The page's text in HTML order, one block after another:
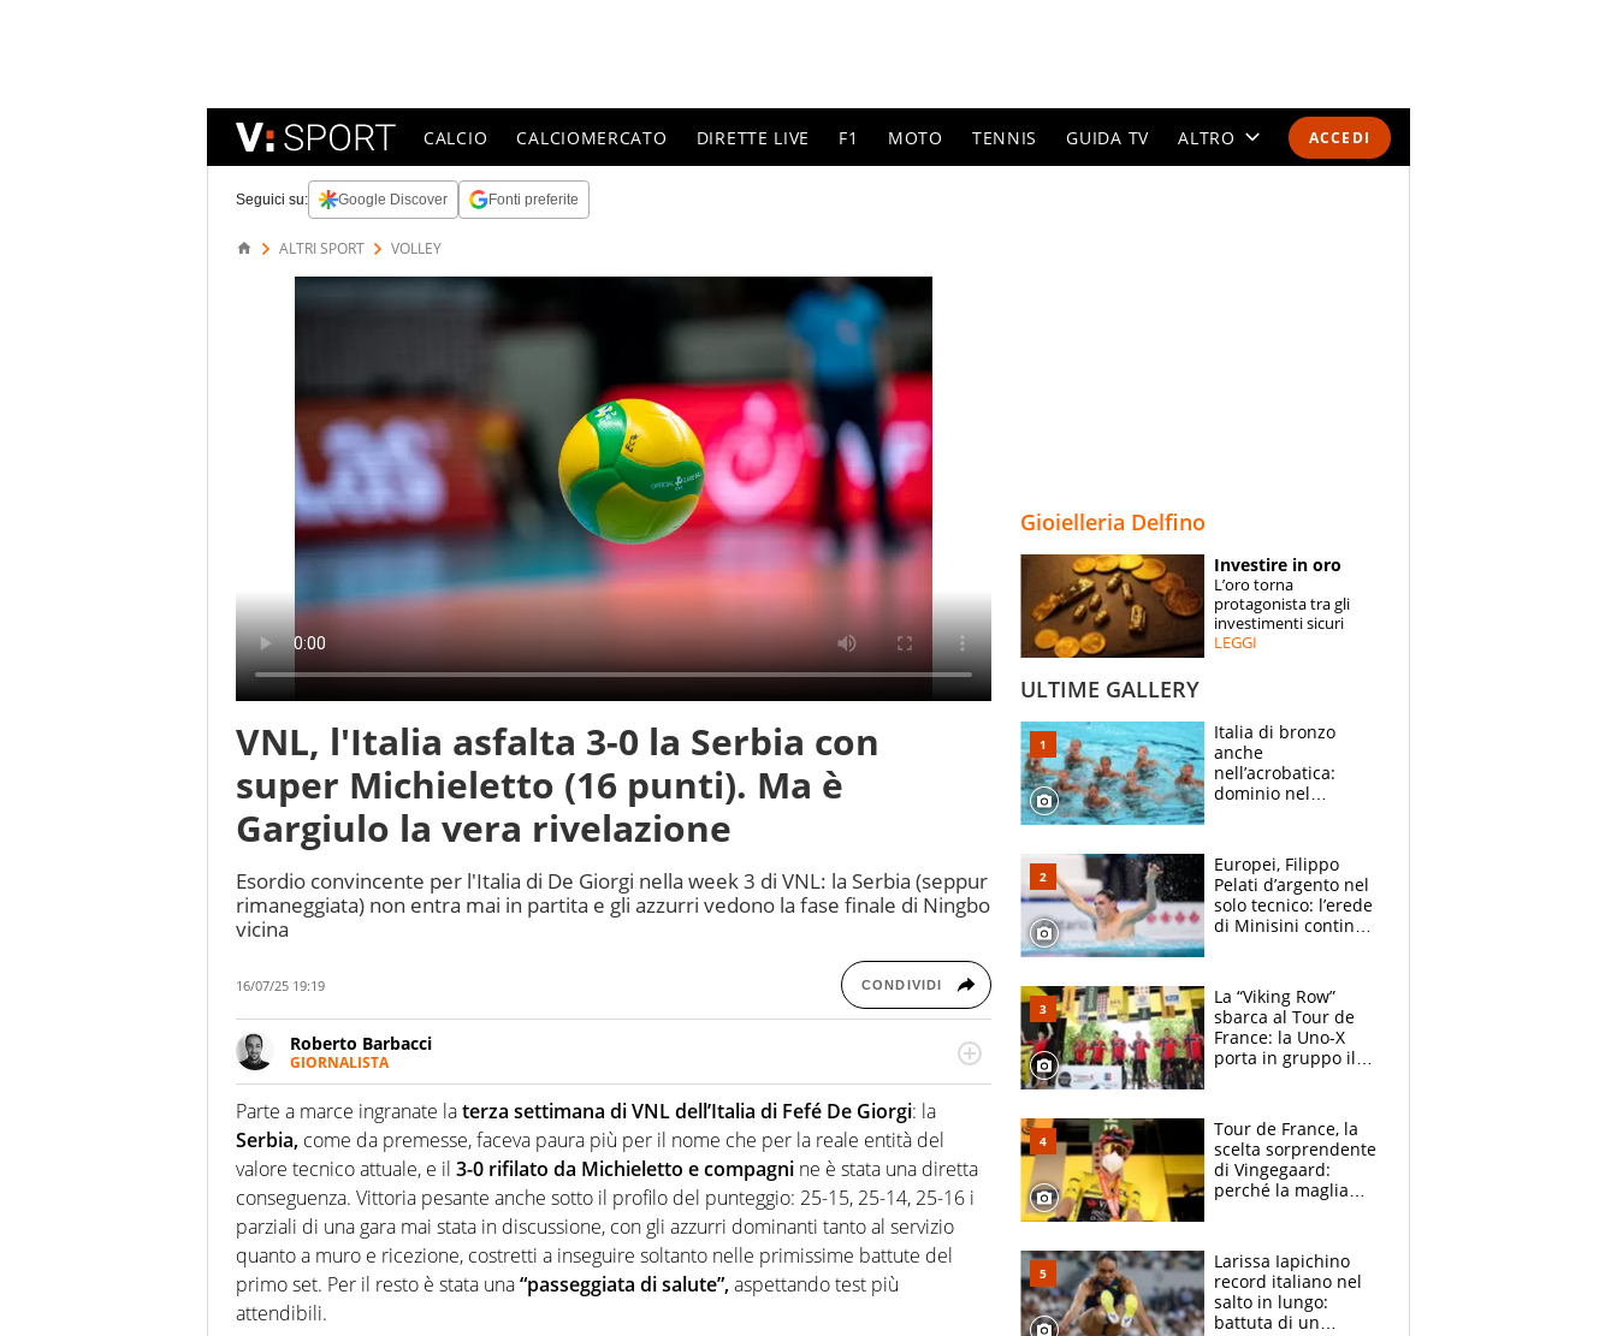
ACCEDI
CALCIO CALCIOMERCATO DIRETTE LIVE F1 MOTO TENNIS GUIDA TV ALTRO
SPECIALI
ESPERTI
Seguici su: Google Discover Fonti preferite
ALTRI SPORT VOLLEY
VNL, l'Italia asfalta 3-0 la Serbia con
super Michieletto (16 punti). Ma è
Gargiulo la vera rivelazione
Esordio convincente per l'Italia di De Giorgi nella week 3 di VNL: la Serbia (seppur
rimaneggiata) non entra mai in partita e gli azzurri vedono la fase finale di Ningbo
vicina
16/07/25 19:19 CONDIVIDI
Roberto Barbacci
GIORNALISTA
Giornalista (pubblicista) sportivo a tutto campo, è il tuttologo di Virgilio Sport. Provate a
chiedergli di boxe, di scherma, di volley o di curling: ve ne farà innamorare
Parte a marce ingranate laterza settimana di VNL dell’Italia di Fefé De Giorgi: la
Serbia, come da premesse, faceva paura più per il nome che per la reale entità del
valore tecnico attuale, e il 3-0 rifilato da Michieletto e compagni ne è stata una diretta
conseguenza. Vittoria pesante anche sotto il profilo del punteggio: 25-15, 25-14, 25-16 i
parziali di una gara mai stata in discussione, con gli azzurri dominanti tanto al servizio
quanto a muro e ricezione, costretti a inseguire soltanto nelle primissime battute del
primo set. Per il resto è stata una“passeggiata di salute”,aspettando test più
attendibili.
Gioielleria Delfino
Investire in oro
L’oro torna
protagonista tra gli
investimenti sicuri
LEGGI
ULTIME GALLERY
Italia di bronzo
anche
nell’acrobatica:
dominio nel
e compagni
continuare
Europei, Filippo
Pelati d’argento nel
solo tecnico: l’erede
di Minisini continua
mirino
La “Viking Row”
sbarca al Tour de
France: la Uno-X
porta in gruppo il
compagni
Tour de France, la
scelta sorprendente
di Vingegaard:
perché la maglia
rischio da evitare
Larissa Iapichino
record italiano nel
salto in lungo:
battuta di un